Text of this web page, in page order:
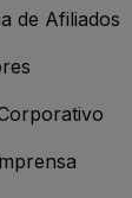
de Afiliados